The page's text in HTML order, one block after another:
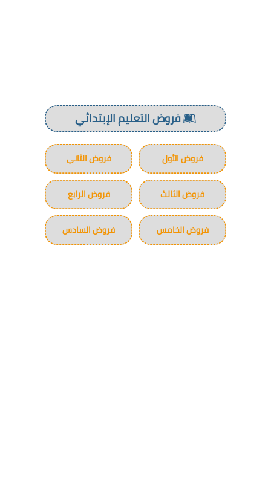
فروض التعليم الإبتدائي
فروض الأول فروض الثاني
فروض الثالث فروض الرابع
فروض الخامس فروض السادس